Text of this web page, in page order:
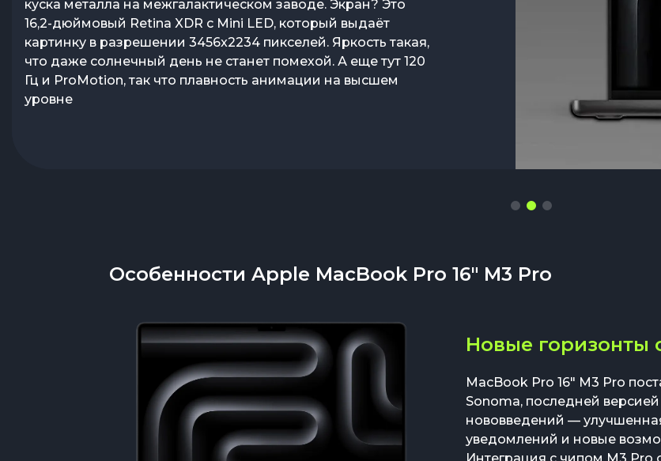
мощнейшее железо и до 22 часов работы без подзарядки
— этот ноутбук не просто гаджет, а инструмент для тех, кто
не согласен на меньшее
куска металла на межгалактическом заводе. Экран? Это
16,2-дюймовый Retina XDR с Mini LED, который выдаёт
картинку в разрешении 3456x2234 пикселей. Яркость такая,
что даже солнечный день не станет помехой. А еще тут 120
Гц и ProMotion, так что плавность анимации на высшем
уровне
задачами, от монтажа 4K-видео до сложного 3D-
моделирования. Мощность, оптимизированная под
macOS, делает этот ноутбук хорошим выбором для
профессионалов
Особенности Apple MacBook Pro 16" M3 Pro
Новые горизонты
MacBook Pro 16" M3 Pro
Sonoma, последней
нововведений —
уведомлений и новые